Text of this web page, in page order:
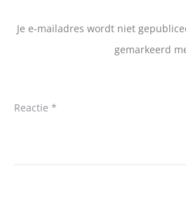
Je e-mailadres wordt niet
gemarkeerd
Reactie *